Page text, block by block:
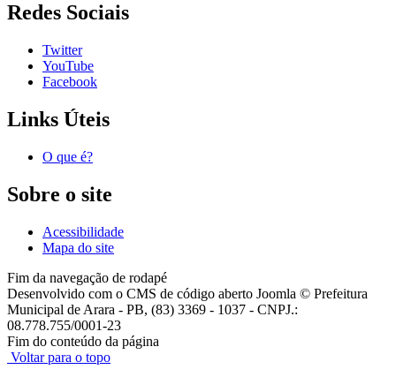
Redes Sociais
Twitter
YouTube
Facebook
Links Úteis
O que é?
Sobre o site
Acessibilidade
Mapa do site
Fim da navegação de rodapé
Desenvolvido com o CMS de código aberto Joomla © Prefeitura
Municipal de Arara - PB, (83) 3369 - 1037 - CNPJ.:
08.778.755/0001-23
Fim do conteúdo da página
Voltar para o topo